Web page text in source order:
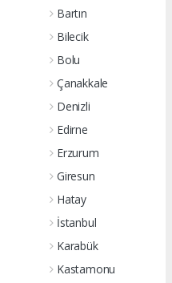
Bartın
Bilecik
Bolu
Çanakkale
Denizli
Edirne
Erzurum
Giresun
Hatay
İstanbul
Karabük
Kastamonu